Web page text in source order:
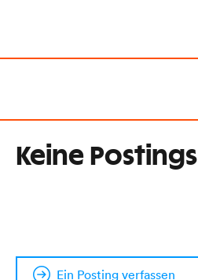
Keine Postings
Ein Posting verfassen